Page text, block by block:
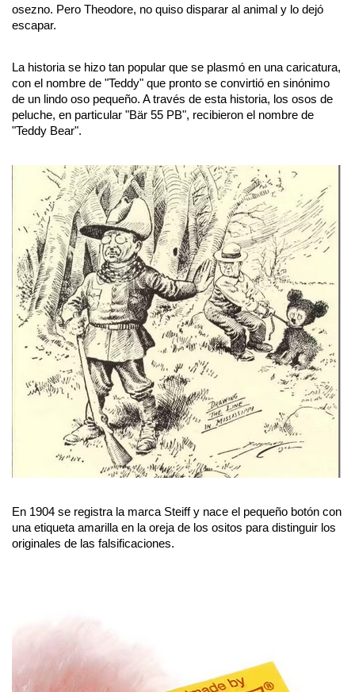
osezno. Pero Theodore, no quiso disparar al animal y lo dejó
escapar.
La historia se hizo tan popular que se plasmó en una caricatura,
con el nombre de "Teddy" que pronto se convirtió en sinónimo
de un lindo oso pequeño. A través de esta historia, los osos de
peluche, en particular "Bär 55 PB", recibieron el nombre de
"Teddy Bear".
En 1904 se registra la marca Steiff y nace el pequeño botón con
una etiqueta amarilla en la oreja de los ositos para distinguir los
originales de las falsificaciones.